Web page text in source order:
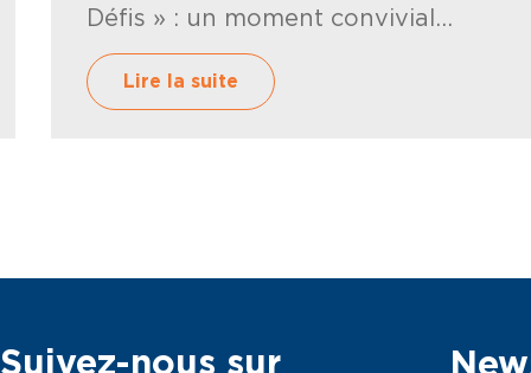
Défis » : un moment convivial...
Lire la suite
Suivez-nous sur